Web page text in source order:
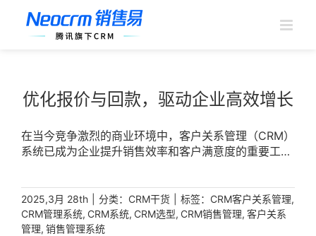
优化报价与回款，驱动企业高效增长
在当今竞争激烈的商业环境中，客户关系管理（CRM）
系统已成为企业提升销售效率和客户满意度的重要工
2025,3月 28th 分类： CRM干货 标签： CRM客户关系管理,
CRM管理系统, CRM系统, CRM选型, CRM销售管理, 客户关系
管理, 销售管理系统